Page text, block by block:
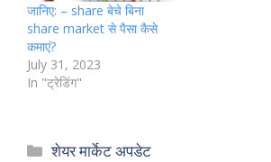
जानिए: – share बेचे बिना
share market से पैसा कैसे
कमाएं?
July 31, 2023
In "ट्रेडिंग"
Categories
शेयर मार्केट अपडेट